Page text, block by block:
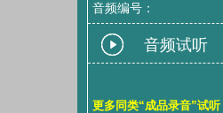
音频编号：
音频试听
更多同类“成品录音”试